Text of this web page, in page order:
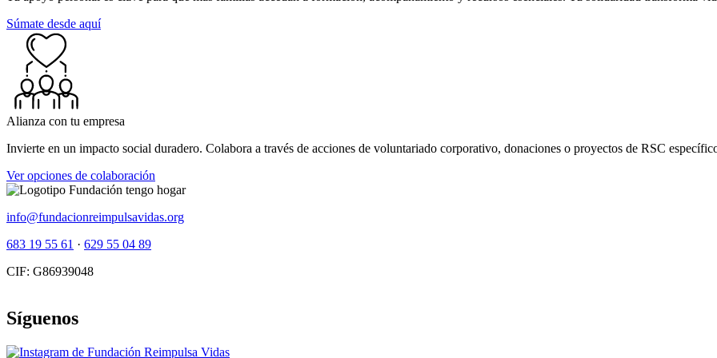
Súmate desde aquí
Image
Alianza con tu empresa
Invierte en un impacto social duradero. Colabora a través de acciones de voluntariado corporativo, donaciones o proyectos de RSC
Ver opciones de colaboración
info@fundacionreimpulsavidas.org
683 19 55 61 · 629 55 04 89
CIF: G86939048
Síguenos